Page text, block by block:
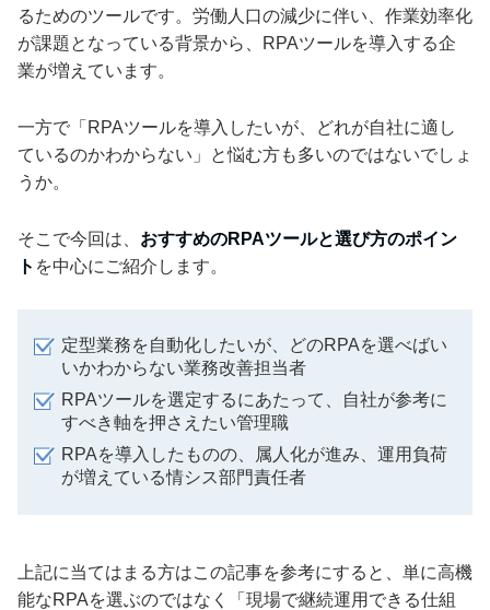
るためのツールです。労働人口の減少に伴い、作業効率化
が課題となっている背景から、RPAツールを導入する企
業が増えています。
一方で「RPAツールを導入したいが、どれが自社に適し
ているのかわからない」と悩む方も多いのではないでしょ
うか。
そこで今回は、 おすすめのRPAツールと選び方のポイン
ト を中心にご紹介します。
定型業務を自動化したいが、どのRPAを選べばい
いかわからない業務改善担当者
RPAツールを選定するにあたって、自社が参考に
すべき軸を押さえたい管理職
RPAを導入したものの、属人化が進み、運用負荷
が増えている情シス部門責任者
上記に当てはまる方はこの記事を参考にすると、単に高機
能なRPAを選ぶのではなく「現場で継続運用できる仕組